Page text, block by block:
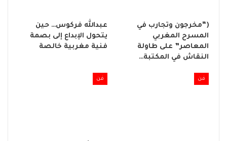
(“مخرجون وتجارب في
المسرح المغربي
المعاصر” على طاولة
النقاش في المكتبة…
عبدالله فركوس… حين
يتحول الإبداع إلى بصمة
فنية مغربية خالصة
فن فن